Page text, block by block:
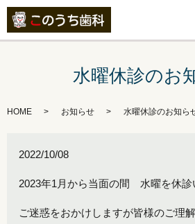
水曜休診のお
HOME お知らせ 水曜休診のお知ら
2022/10/08
2023年1月から当面の間 水曜を休診
ご迷惑をおかけしますが皆様のご理